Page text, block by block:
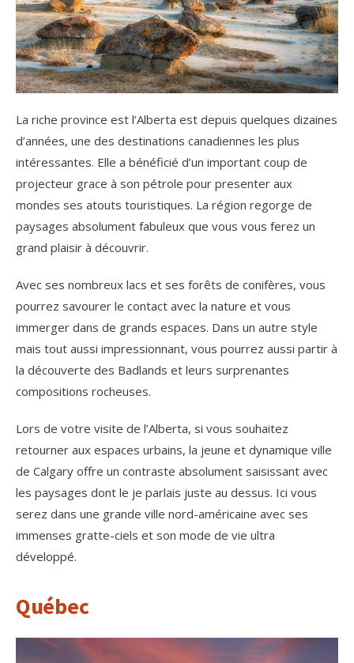
La riche province est l’Alberta est depuis quelques dizaines
d’années, une des destinations canadiennes les plus
intéressantes. Elle a bénéficié d’un important coup de
projecteur grace à son pétrole pour presenter aux
mondes ses atouts touristiques. La région regorge de
paysages absolument fabuleux que vous vous ferez un
grand plaisir à découvrir.
Avec ses nombreux lacs et ses forêts de conifères, vous
pourrez savourer le contact avec la nature et vous
immerger dans de grands espaces. Dans un autre style
mais tout aussi impressionnant, vous pourrez aussi partir à
la découverte des Badlands et leurs surprenantes
compositions rocheuses.
Lors de votre visite de l’Alberta, si vous souhaitez
retourner aux espaces urbains, la jeune et dynamique ville
de Calgary offre un contraste absolument saisissant avec
les paysages dont le je parlais juste au dessus. Ici vous
serez dans une grande ville nord-américaine avec ses
immenses gratte-ciels et son mode de vie ultra
développé.
Québec